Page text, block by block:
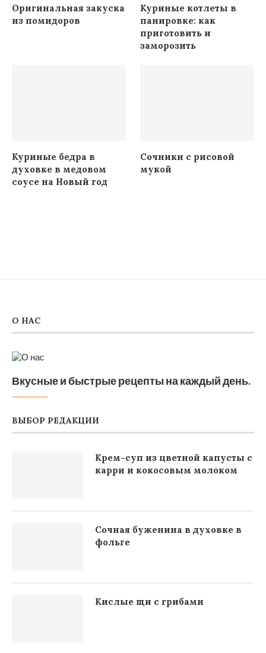
Оригинальная закуска
из помидоров
Куриные котлеты в
панировке: как
приготовить и
заморозить
Куриные бедра в
духовке в медовом
соусе на Новый год
Сочники с рисовой
мукой
О НАС
Вкусные и быстрые рецепты на каждый день.
ВЫБОР РЕДАКЦИИ
Крем-суп из цветной капусты с
карри и кокосовым молоком
Сочная буженина в духовке в
фольге
Кислые щи с грибами